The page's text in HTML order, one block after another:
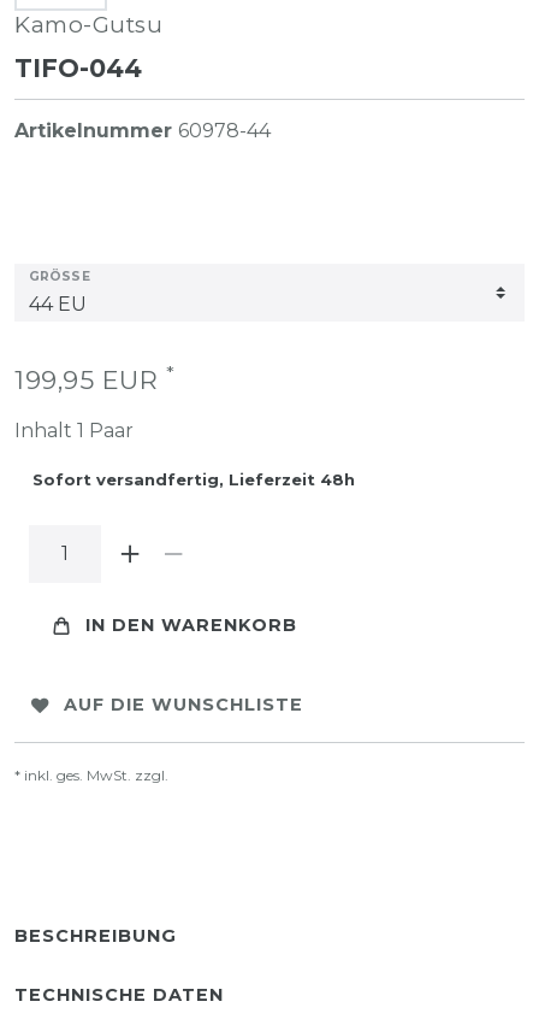
Kamo-Gutsu
TIFO-044
Artikelnummer 60978-44
GRÖSSE
199,95 EUR *
Inhalt 1 Paar
Sofort versandfertig, Lieferzeit 48h
IN DEN WARENKORB
AUF DIE WUNSCHLISTE
* inkl. ges. MwSt. zzgl.
BESCHREIBUNG
TECHNISCHE DATEN